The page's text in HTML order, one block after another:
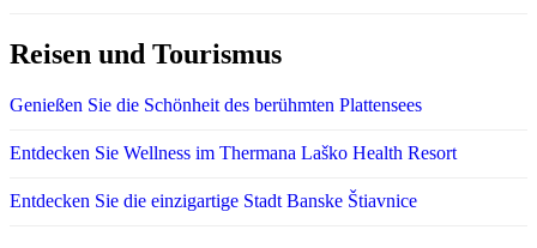
Reisen und Tourismus
Genießen Sie die Schönheit des berühmten Plattensees
Entdecken Sie Wellness im Thermana Laško Health Resort
Entdecken Sie die einzigartige Stadt Banske Štiavnice